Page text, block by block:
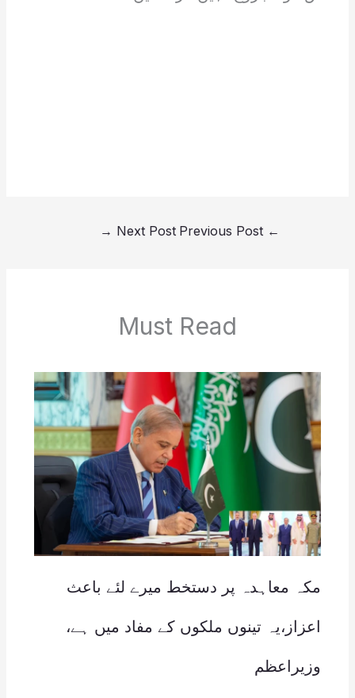
←
Next Post
→
Must Read
مکہ معاہدہ پر دستخط میرے لئے باعث
اعزاز،یہ تینوں ملکوں کے مفاد میں ہے،
وزیراعظم